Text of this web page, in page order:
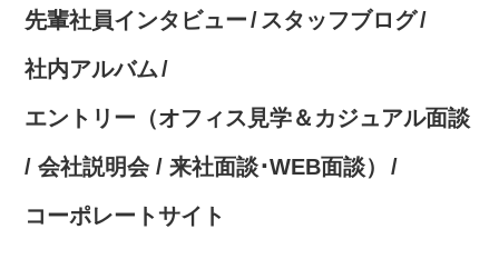
先輩社員インタビュー
スタッフブログ
社内アルバム
エントリー（オフィス見学＆カジュアル面談
/ 会社説明会 / 来社面談･WEB面談）
コーポレートサイト